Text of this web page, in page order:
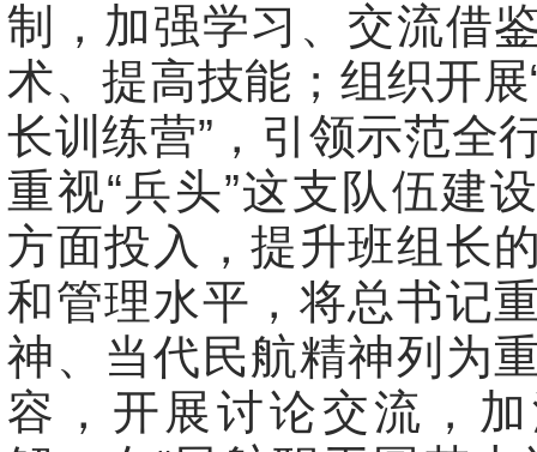
制，加强学习、交流借
术、提高技能；组织开展
长训练营”，引领示范全
重视“兵头”这支队伍建
方面投入，提升班组长
和管理水平，将总书记
神、当代民航精神列为
容，开展讨论交流，